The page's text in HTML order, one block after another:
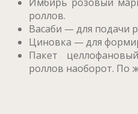
роллов.
Васаби — для подачи
Циновка — для
Пакет
роллов наоборот. По